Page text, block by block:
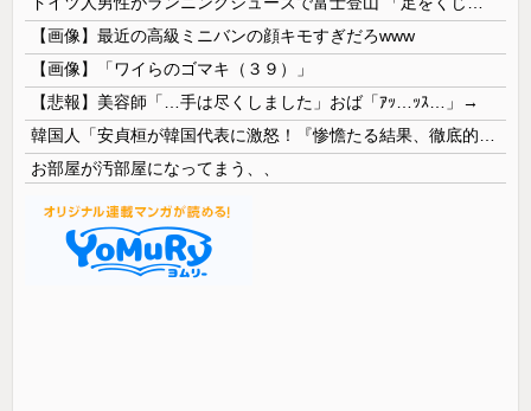
【画像】最近の高級ミニバンの顔キモすぎだろwww
【画像】「ワイらのゴマキ（３９）」
【悲報】美容師「…手は尽くしました」おば「ｱｯ…ｯｽ…」→
お部屋が汚部屋になってまう、、